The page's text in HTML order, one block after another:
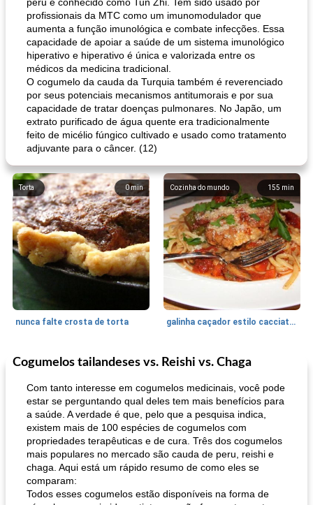
profissionais da MTC como um imunomodulador que
aumenta a função imunológica e combate infecções. Essa
capacidade de apoiar a saúde de um sistema imunológico
hiperativo e hiperativo é única e valorizada entre os
médicos da medicina tradicional.
O cogumelo da cauda da Turquia também é reverenciado
por seus potenciais mecanismos antitumorais e por sua
capacidade de tratar doenças pulmonares. No Japão, um
extrato purificado de água quente era tradicionalmente
feito de micélio fúngico cultivado e usado como tratamento
adjuvante para o câncer. (12)
0min
Torta
nunca falte crosta de torta
155 min
Cozinha do mundo
galinha caçador estilo cacciatore
1470min
Feriados e Eventos
queijo festivo mergulho 'slaw'
Punch Beverage
perfurador de romã temperada
Cogumelos tailandeses vs. Reishi vs. Chaga
Com tanto interesse em cogumelos medicinais, você pode
estar se perguntando qual deles tem mais benefícios para
a saúde. A verdade é que, pelo que a pesquisa indica,
existem mais de 100 espécies de cogumelos com
propriedades terapêuticas e de cura. Três dos cogumelos
mais populares no mercado são cauda de peru, reishi e
chaga. Aqui está um rápido resumo de como eles se
comparam:
Todos esses cogumelos estão disponíveis na forma de